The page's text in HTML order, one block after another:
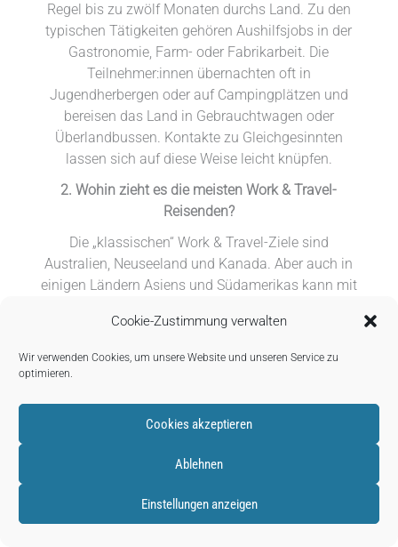
Cookie-Zustimmung verwalten
Wir verwenden Cookies, um unsere Website und unseren Service zu
optimieren.
Cookies akzeptieren
Ablehnen
Einstellungen anzeigen
Regel bis zu zwölf Monaten durchs Land. Zu den
typischen Tätigkeiten gehören Aushilfsjobs in der
Gastronomie, Farm- oder Fabrikarbeit. Die
Teilnehmer:innen übernachten oft in
Jugendherbergen oder auf Campingplätzen und
bereisen das Land in Gebrauchtwagen oder
Überlandbussen. Kontakte zu Gleichgesinnten
lassen sich auf diese Weise leicht knüpfen.
2. Wohin zieht es die meisten Work & Travel-
Reisenden?
Die „klassischen“ Work & Travel-Ziele sind
Australien, Neuseeland und Kanada. Aber auch in
einigen Ländern Asiens und Südamerikas kann mit
absolviert werden.Work & Travelgibt es in der Form
nur an eingeschriebene Studierende ausgestellt, die
fünf Monate.
3. Welche Visa benötigt man?
Alle Länder setzen für ein sog. „Working-Holiday-